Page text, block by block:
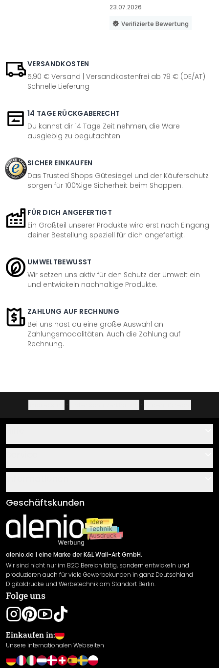
23.07.2026
Verifizierte Bewertung
VERSANDKOSTEN
5,90 € Versand | Versandkostenfrei ab 79 € (DE/AT) |
Schnelle Lieferung
14 TAGE RÜCKGABERECHT
Du kannst dir 14 Tage Zeit nehmen, die Ware
ausgiebig zu begutachten.
SICHER EINKAUFEN
Das Trusted Shops Gütesiegel und der Käuferschutz
sorgen für 100%ige Sicherheit beim Shoppen.
FÜR DICH ANGEFERTIGT
Ein Großteil unserer Produkte wird erst nach Eingang
deiner Bestellung speziell für dich angefertigt.
UMWELTBEWUSST
Wir setzen uns aktiv für den Schutz der Umwelt ein
und entwickeln nachhaltige Produkte.
ZAHLUNG AUF RECHNUNG
Bei uns hast du eine große Auswahl an
Zahlungsmodalitäten. Auch die Zahlung auf
Rechnung.
· ·
Über uns
Klebe- und Montageanleitungen
Newsletter An-/Abmeldung
Sendungsverfolgung
AGB
Impressum
Versand & Zahlung
Rücksendung
Widerrufsrecht
Datenschutzerklärung
Gewährleistung
Leistungserklärung / CE-Zeichen
Cookie Einstellungen
Geschäftskunden
alenio.de | eine Marke der K&L Wall-Art GmbH.
Wir sind nicht nur im B2C Bereich tätig, sondern entwickeln und
produzieren auch für viele Gewerbekunden in ganz Deutschland
Digitaldrucke und Werbetechnik am Standort Berlin.
Folge uns
Einkaufen in:
Unsere internationalen Webseiten